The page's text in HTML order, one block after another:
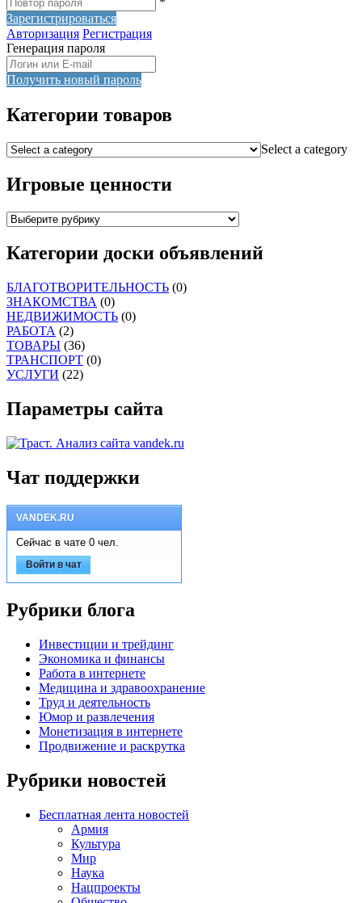
Зарегистрироваться
Авторизация Регистрация
Генерация пароля
Получить новый пароль
Категории товаров
Select a category
Игровые ценности
Категории доски объявлений
БЛАГОТВОРИТЕЛЬНОСТЬ (0)
ЗНАКОМСТВА (0)
НЕДВИЖИМОСТЬ (0)
РАБОТА (2)
ТОВАРЫ (36)
ТРАНСПОРТ (0)
УСЛУГИ (22)
Параметры сайта
Чат поддержки
VANDEK.RU
Сейчас в чате 0 чел.
Войти в чат
Рубрики блога
Инвестиции и трейдинг
Экономика и финансы
Работа в интернете
Медицина и здравоохранение
Труд и деятельность
Юмор и развлечения
Монетизация в интернете
Продвижение и раскрутка
Рубрики новостей
Бесплатная лента новостей
Армия
Культура
Мир
Наука
Нацпроекты